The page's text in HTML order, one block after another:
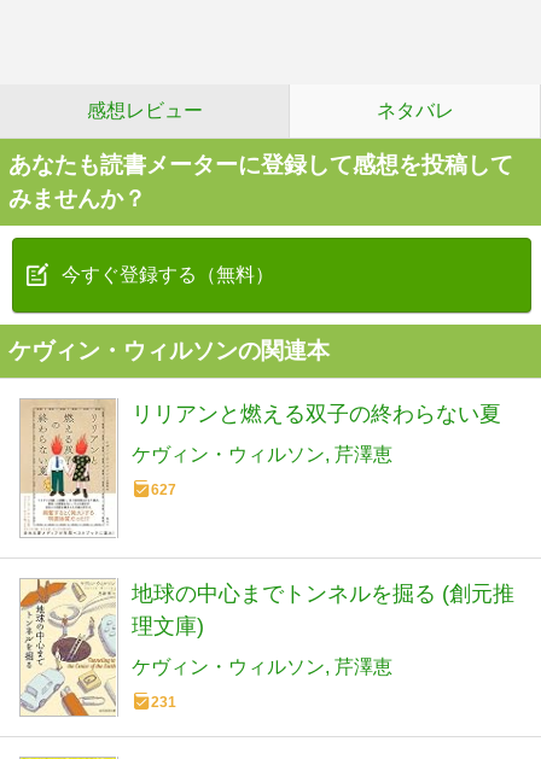
感想レビュー ネタバレ
あなたも読書メーターに登録して感想を投稿して
みませんか？
今すぐ登録する（無料）
ケヴィン・ウィルソンの関連本
リリアンと燃える双子の終わらない夏
ケヴィン・ウィルソン 芹澤恵
627
地球の中心までトンネルを掘る (創元推
理文庫)
ケヴィン・ウィルソン 芹澤恵
231